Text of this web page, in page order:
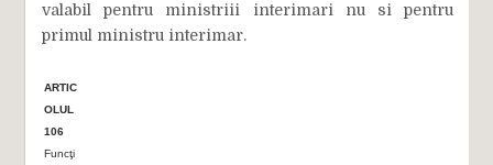
valabil pentru ministriii interimari nu si pentru
primul ministru interimar.
ARTIC
OLUL
106
Funcţi